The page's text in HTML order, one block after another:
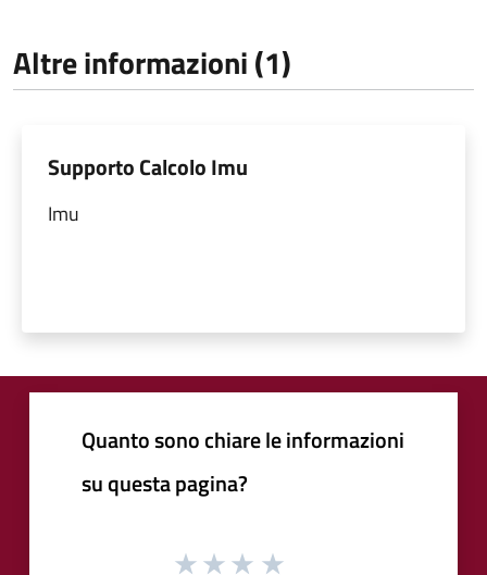
Altre informazioni (1)
Supporto Calcolo Imu
Imu
Quanto sono chiare le informazioni
su questa pagina?